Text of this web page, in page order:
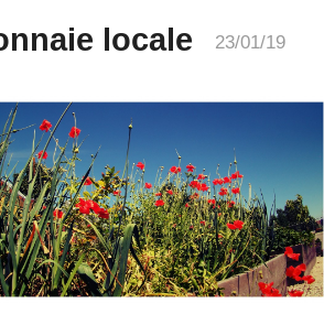
23/01/19
locale